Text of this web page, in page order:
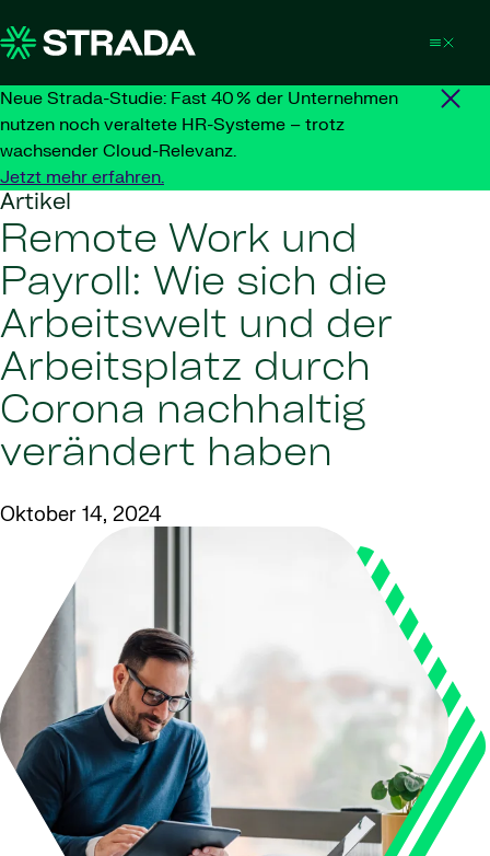
Neue Strada-Studie: Fast 40 % der Unternehmen
nutzen noch veraltete HR-Systeme – trotz
wachsender Cloud-Relevanz.
Jetzt mehr erfahren.
Artikel
Remote Work und
Payroll: Wie sich die
Arbeitswelt und der
Arbeitsplatz durch
Corona nachhaltig
verändert haben
Oktober 14, 2024